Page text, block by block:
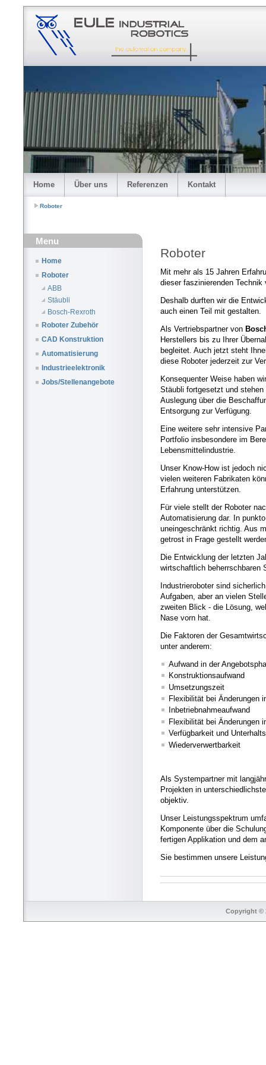
Home Über uns Referenzen Kontakt
Roboter
Menu
Home
Roboter
ABB
Stäubli
Bosch-Rexroth
Roboter Zubehör
CAD Konstruktion
Automatisierung
Industrieelektronik
Jobs/Stellenangebote
Roboter
Mit mehr als 15 Jahren
dieser faszinierenden Technik
Deshalb durften wir die
auch einen Teil mit gestalten.
Als Vertriebspartner von
Herstellers bis zu Ihrer
begleitet. Auch jetzt steht
diese Roboter jederzeit zur
Konsequenter Weise haben
Stäubli fortgesetzt und
Auslegung über die
Entsorgung zur Verfügung.
Eine weitere sehr intensive
Portfolio insbesondere im
Lebensmittelindustrie.
Unser Know-How ist jedoch
vielen weiteren Fabrikaten
Erfahrung unterstützen.
Für viele stellt der Roboter
Automatisierung dar. In
uneingeschränkt richtig. Aus
getrost in Frage gestellt
Die Entwicklung der letzten
wirtschaftlich beherrschbaren
Industrieroboter sind
Aufgaben, aber an vielen
zweiten Blick - die Lösung,
Nase vorn hat.
Die Faktoren der
unter anderem:
Aufwand in der
Konstruktionsaufwand
Umsetzungszeit
Flexibilität bei Änderungen
Inbetriebnahmeaufwand
Flexibilität bei Änderungen
Verfügbarkeit und
Wiederverwertbarkeit
Als Systempartner mit
Projekten in
objektiv.
Unser Leistungsspektrum
Komponente über die
fertigen Applikation und dem
Sie bestimmen unsere
Copyright ©